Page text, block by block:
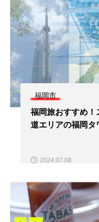
福岡市
福岡旅おすすめ！
道エリアの福岡タ
2024.07.08